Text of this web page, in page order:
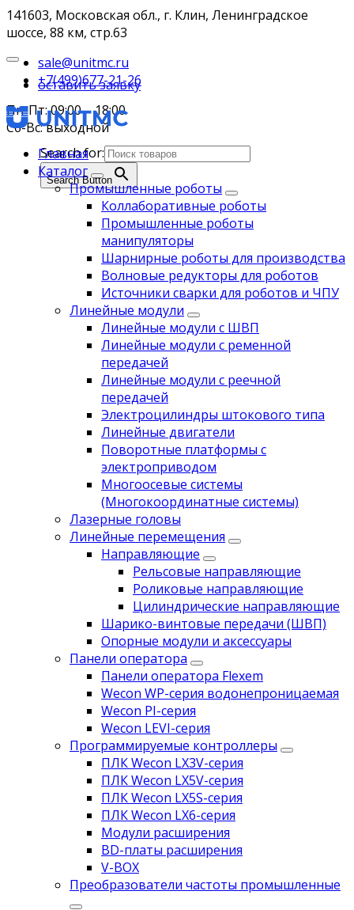
141603, Московская обл., г. Клин, Ленинградское
шоссе, 88 км, стр.63
sale@unitmc.ru
+7(499)677-21-26
Пн-Пт: 09:00 – 18:00
Сб-Вс: выходной
Search for:
Search Button
оставить заявку
Главная
Каталог
Промышленные роботы
Коллаборативные роботы
Промышленные роботы
манипуляторы
Шарнирные роботы для производства
Волновые редукторы для роботов
Источники сварки для роботов и ЧПУ
Линейные модули
Линейные модули с ШВП
Линейные модули с ременной
передачей
Линейные модули с реечной
передачей
Электроцилиндры штокового типа
Линейные двигатели
Поворотные платформы с
электроприводом
Многоосевые системы
(Многокоординатные системы)
Лазерные головы
Линейные перемещения
Направляющие
Рельсовые направляющие
Роликовые направляющие
Цилиндрические направляющие
Шарико-винтовые передачи (ШВП)
Опорные модули и аксессуары
Панели оператора
Панели оператора Flexem
Wecon WP-серия водонепроницаемая
Wecon PI-серия
Wecon LEVI-серия
Программируемые контроллеры
ПЛК Wecon LX3V-серия
ПЛК Wecon LX5V-серия
ПЛК Wecon LX5S-серия
ПЛК Wecon LX6-серия
Модули расширения
BD-платы расширения
V-BOX
Преобразователи частоты промышленные